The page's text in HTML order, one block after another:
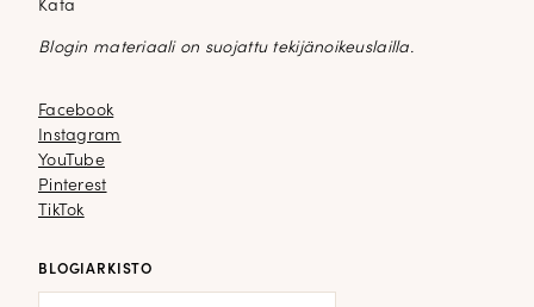
Kata
Blogin materiaali on suojattu tekijänoikeuslailla.
Facebook
Facebook
Instagram
Instagram
YouTube
YouTube
Pinterest
Pinterest
TikTok
TikTok
BLOGIARKISTO